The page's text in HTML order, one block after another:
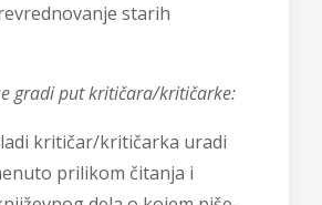
starih
gradi put kritičara/kritičarke:
kritičar/kritičarka uradi
prilikom čitanja i